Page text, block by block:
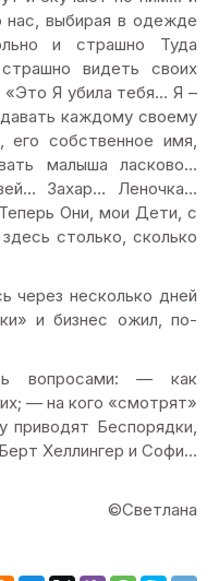
выбирая в одежде
и страшно Туда
видеть своих
Я убила тебя… Я –
каждому своему
собственное имя,
малыша ласково…
Захар… Леночка…
Они, мои Дети, с
столько, сколько
через несколько дней
и бизнес ожил, по-
вопросами: — как
— на кого «смотрят»
Беспорядки,
Хеллингер и Софи…
©Светлана